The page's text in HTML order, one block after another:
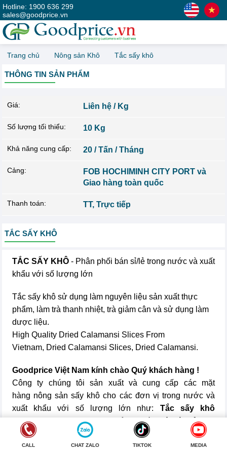
Hotline: 1900 636 299
sales@goodprice.vn
Trang chủ Nông sản Khô Tắc sấy khô
THÔNG TIN SẢN PHẨM
Giá: Liên hệ / Kg
Số lượng tối thiểu: 10 Kg
Khả năng cung cấp: 20 / Tấn / Tháng
Cảng:
FOB HOCHIMINH CITY PORT và
Giao hàng toàn quốc
Thanh toán: TT, Trực tiếp
TẮC SẤY KHÔ
TẮC SẤY KHÔ- Phân phối bán sỉ/lẻ trong nước và xuất
khẩu với số lượng lớn
Tắc sấy khô sử dụng làm nguyên liệu sản xuất thực
phẩm, làm trà thanh nhiệt, trà giảm cân và sử dụng làm
dược liệu.
High Quality Dried Calamansi Slices From Vietnam, Dried
Calamansi Slices, Dried Calamansi.
Goodprice Việt Nam kính chào Quý khách hàng !
Công ty chúng tôi sản xuất và cung cấp các mặt
hàng nông sản sấy khô cho các đơn vị trong nước và xuất
khẩu với số lượng lớn như: Tắc sấy khô
(Dried Calamansi Slices)
, khổ qua sấy khô, cây cỏ ngọt
sấy khô, trà Atiso, bông cúc, rong biển..và thực phẩm sấy
CALL CHAT ZALO TIKTOK MEDIA